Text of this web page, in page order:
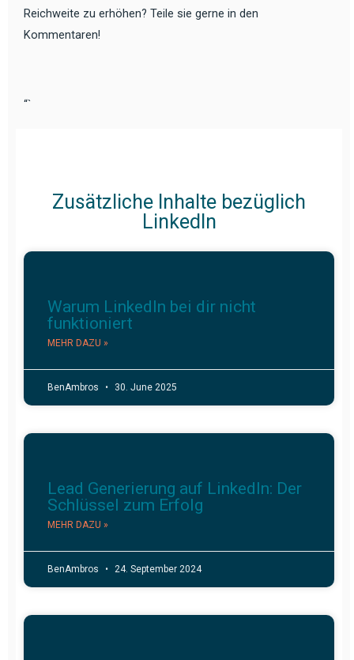
Reichweite zu erhöhen? Teile sie gerne in den
Kommentaren!
“`
Zusätzliche Inhalte bezüglich
LinkedIn
Warum LinkedIn bei dir nicht
funktioniert
MEHR DAZU »
BenAmbros 30. June 2025
Lead Generierung auf LinkedIn: Der
Schlüssel zum Erfolg
MEHR DAZU »
BenAmbros 24. September 2024